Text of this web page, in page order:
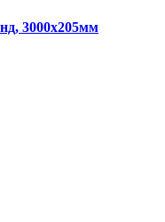
3000х205мм